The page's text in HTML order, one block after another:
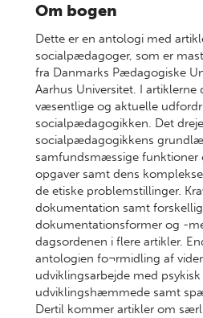
Om bogen
Dette er en antologi med
socialpædagoger, som er
fra Danmarks Pædagogiske
Aarhus Universitet. I
væsentlige og aktuelle
socialpædagogikken. Det
socialpædagogikkens
samfundsmæssige funktioner
opgaver samt dens
de etiske problemstillinger.
dokumentation samt
dokumentationsformer og -
dagsordenen i flere artikler.
antologien fo¬rmidling af
udviklingsarbejde med
udviklingshæmmede samt
Dertil kommer artikler om